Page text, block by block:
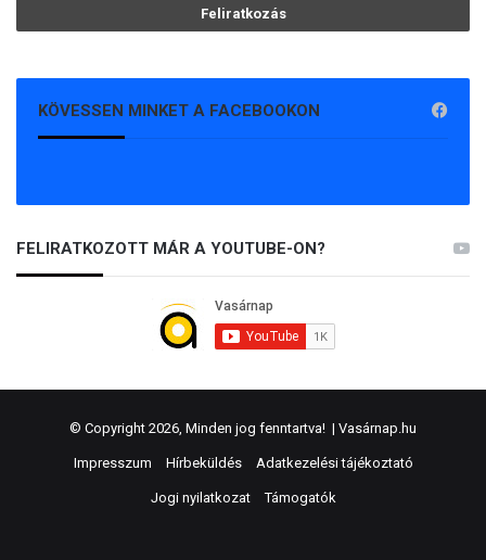
KÖVESSEN MINKET A FACEBOOKON
FELIRATKOZOTT MÁR A YOUTUBE-ON?
© Copyright 2026, Minden jog fenntartva! | Vasárnap.hu
Impresszum Hírbeküldés Adatkezelési tájékoztató
Jogi nyilatkozat Támogatók